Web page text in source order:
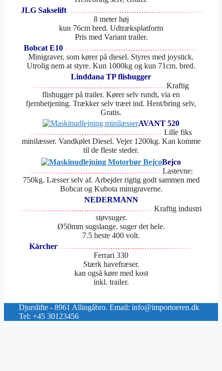
JLG Sakselift
8 meter høj
kun 76cm bred. Udtræksplatform
Pris med Variant trailer.
Bobcat E10
Minigraver, som kører på diesel. Styres med joystick.
Utrolig nem at styre. Kun 1000kg og kun 71cm. bred.
Linddana TP flishugger
Kraftig
flishugger på trailer. Kører selv rundt, via en
fjernbetjening. Trækker selv træet ind. Hent/bring selv,
Gratis.
AVANT 520
Lille fiks
minilæsser. Vandkølet Diesel. Vejer 1200kg. Kan komme
til de fleste steder.
Bejco
Lastevne:
750kg. Læsser selv af. Arbejder rigtig godt sammen med
Bobcat og Kubota minigraverne.
NEDERMANN
Kraftig industri
støvsuger.
Ø50mm sugslange. suger det hele.
7.5 heste 400 volt.
Kärcher
Ferrari 330
Stærk havefræser.
kan også køre med kost
inkl. trailer.
Djurslifte - 8961 Allingåbro. Email: info@importoeren.dk
Tel: +45 30123456